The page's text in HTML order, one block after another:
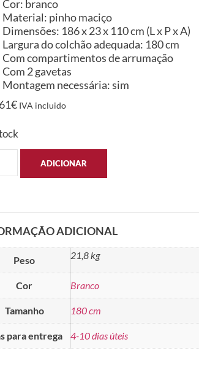
Cor: branco
Material: pinho maciço
Dimensões: 186 x 23 x 110 cm (L x P x A)
Largura do colchão adequada: 180 cm
Com compartimentos de arrumação
Com 2 gavetas
Montagem necessária: sim
€ IVA incluido
ADICIONAR
ADICIONAL
Peso 21,8 kg
Cor Branco
Tamanho 180 cm
para entrega 4-10 dias úteis